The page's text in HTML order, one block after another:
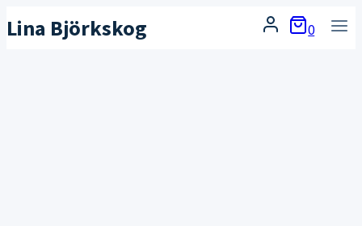
Skip
to
Lina Björkskog 0